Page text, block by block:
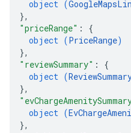
object (
},
"priceRange" : {
object (PriceRange)
},
"reviewSummary" : {
object (
},
object (
},